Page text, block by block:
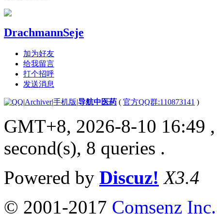
DrachmannSeje
加为好友
给我留言
打个招呼
发送消息
|Archiver|手机版|导航中医药 ( 官方QQ群:110873141 )
GMT+8, 2026-8-10 16:49
second(s), 8 queries .
Powered by Discuz! X3.4
© 2001-2017 Comsenz Inc.